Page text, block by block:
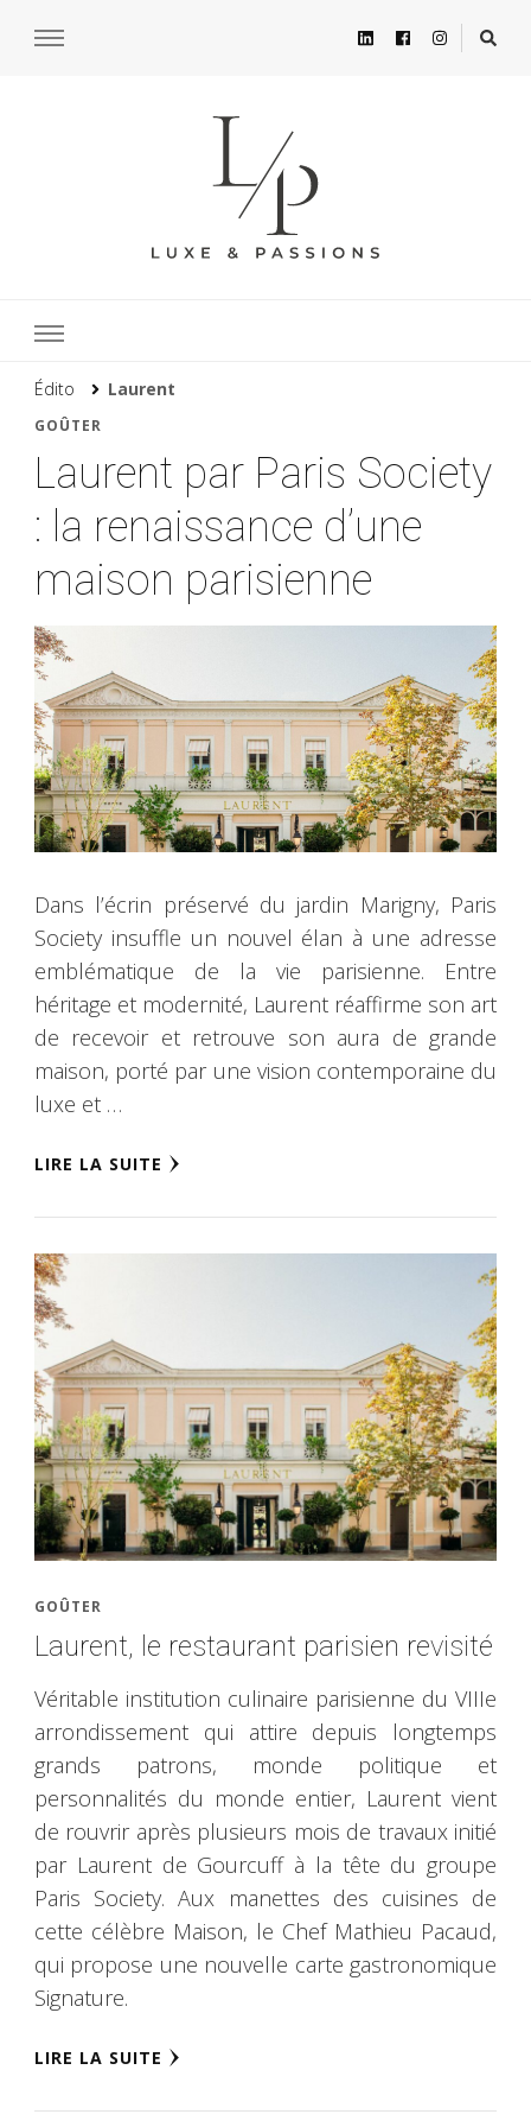
Édito Laurent
GOÛTER
Laurent par Paris Society
: la renaissance d’une
maison parisienne
Dans l’écrin préservé du jardin Marigny, Paris
Society insuffle un nouvel élan à une adresse
emblématique de la vie parisienne. Entre
héritage et modernité, Laurent réaffirme son art
de recevoir et retrouve son aura de grande
maison, porté par une vision contemporaine du
luxe et …
LIRE LA SUITE
GOÛTER
Laurent, le restaurant parisien revisité
Véritable institution culinaire parisienne du VIIIe
arrondissement qui attire depuis longtemps
grands patrons, monde politique et
personnalités du monde entier, Laurent vient
de rouvrir après plusieurs mois de travaux initié
par Laurent de Gourcuff à la tête du groupe
Paris Society. Aux manettes des cuisines de
cette célèbre Maison, le Chef Mathieu Pacaud,
qui propose une nouvelle carte gastronomique
Signature.
LIRE LA SUITE